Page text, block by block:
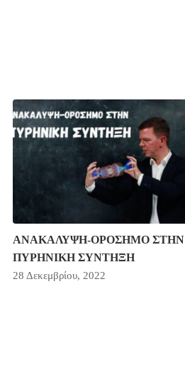
ΑΝΑΚΑΛΥΨΗ-ΟΡΟΣΗΜΟ ΣΤΗΝ
ΠΥΡΗΝΙΚΗ ΣΥΝΤΗΞΗ
28 Δεκεμβρίου, 2022